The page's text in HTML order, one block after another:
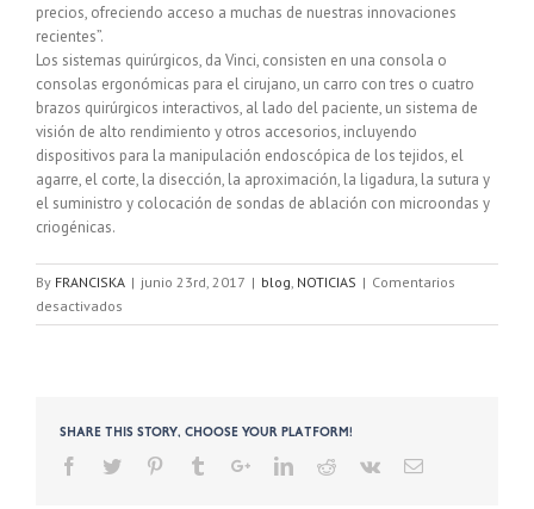
precios, ofreciendo acceso a muchas de nuestras innovaciones
recientes”.
Los sistemas quirúrgicos, da Vinci, consisten en una consola o
consolas ergonómicas para el cirujano, un carro con tres o cuatro
brazos quirúrgicos interactivos, al lado del paciente, un sistema de
visión de alto rendimiento y otros accesorios, incluyendo
dispositivos para la manipulación endoscópica de los tejidos, el
agarre, el corte, la disección, la aproximación, la ligadura, la sutura y
el suministro y colocación de sondas de ablación con microondas y
criogénicas.
By FRANCISKA | junio 23rd, 2017 | blog NOTICIAS | Comentarios
desactivados
Presentan
Vinci
Share This Story, Choose Your Platform!